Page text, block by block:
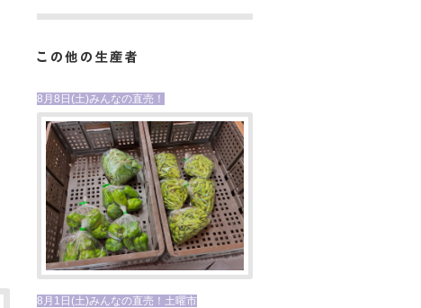
8月8日(土)みんなの直売！
8月1日(土)みんなの直売！土曜市